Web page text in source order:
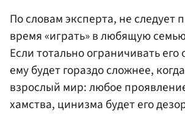
По словам эксперта, не следует
время «играть» в любящую
Если тотально ограничивать его
ему будет гораздо сложнее,
взрослый мир: любое
хамства, цинизма будет его